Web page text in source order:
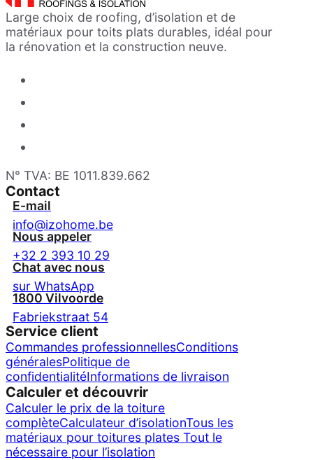
Large choix de roofing, d’isolation et de
matériaux pour toits plats durables, idéal pour
la rénovation et la construction neuve.
N° TVA: BE 1011.839.662
Contact
E-mail
info@izohome.be
Nous appeler
+32 2 393 10 29
Chat avec nous
sur WhatsApp
1800 Vilvoorde
Fabriekstraat 54
Service client
Commandes professionnellesConditions
généralesPolitique de
confidentialitéInformations de livraison
Calculer et découvrir
Calculer le prix de la toiture
complèteCalculateur d’isolationTous les
matériaux pour toitures plates Tout le
nécessaire pour l’isolation